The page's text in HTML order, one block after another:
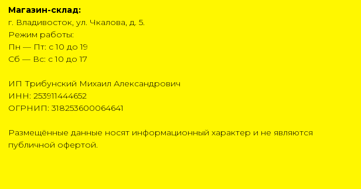
Магазин-склад:
г. Владивосток, ул. Чкалова, д. 5.
Режим работы:
Пн — Пт: с 10 до 19
Сб — Вс: с 10 до 17
ИП Трибунский Михаил Александрович
ИНН: 253911444652
ОГРНИП: 318253600064641
Размещённые данные носят информационный характер и не являются
публичной офертой.